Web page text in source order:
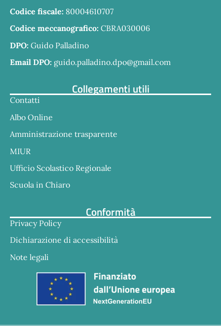
Codice fiscale: 80004610707
Codice meccanografico: CBRA030006
DPO: Guido Palladino
Email DPO: guido.palladino.dpo@gmail.com
Collegamenti utili
Contatti
Albo Online
Amministrazione trasparente
MIUR
Ufficio Scolastico Regionale
Scuola in Chiaro
Conformità
Privacy Policy
Dichiarazione di accessibilità
Note legali